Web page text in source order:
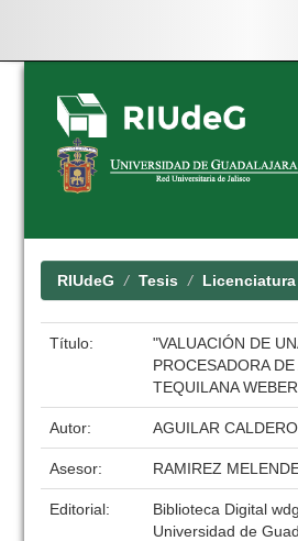
Skip
navigation
RIUdeG Tesis Licenciatura
Título:
"VALUACIÓN DE
PROCESADORA DE
TEQUILANA
Autor: AGUILAR
Asesor: RAMIREZ
Editorial:
Biblioteca Digital
Universidad de